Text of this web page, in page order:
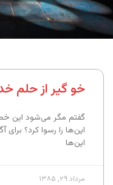
خو گیر از حلم
گفتم مگر می‌شود این
این‌ها را رسوا کرد؟
این‌ها
مرداد ۲۹, ۱۳۸۵